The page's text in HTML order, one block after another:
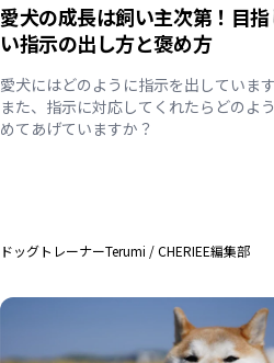
愛犬の成長は飼い主次第！目
い指示の出し方と褒め方
愛犬にはどのように指示を出していま
また、指示に対応してくれたらどのよ
めてあげていますか？
ドッグトレーナーTerumi /CHERIEE編集部